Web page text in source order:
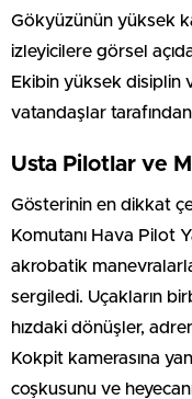
Gökyüzünün yüksek
izleyicilere görsel
Ekibin yüksek disiplin
vatandaşlar
Usta Pilotlar ve
Gösterinin en dikkat
Komutanı Hava Pilot
akrobatik
sergiledi. Uçakların
hızdaki dönüşler,
Kokpit kamerasına
coşkusunu ve